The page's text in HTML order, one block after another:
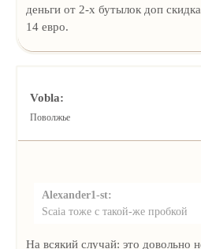
деньги от 2-х бутылок доп
14 евро.
Vobla:
Поволжье
Alexander1-st:
Scaia тоже с такой-же пробкой
На всякий случай: это довольно